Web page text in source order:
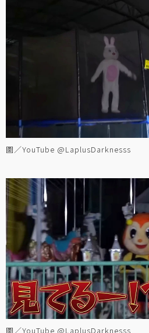
圖／YouTube @LaplusDarknesss
圖／YouTube @LaplusDarknesss